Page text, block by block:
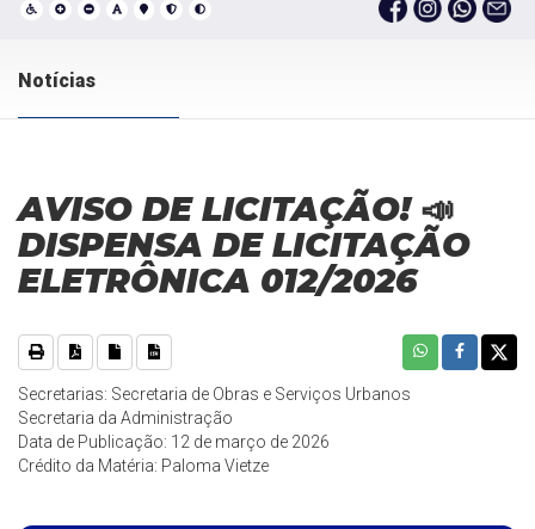
Notícias
AVISO DE LICITAÇÃO! 📣
DISPENSA DE LICITAÇÃO
ELETRÔNICA 012/2026
Secretarias: Secretaria de Obras e Serviços Urbanos
Secretaria da Administração
Data de Publicação: 12 de março de 2026
Crédito da Matéria: Paloma Vietze